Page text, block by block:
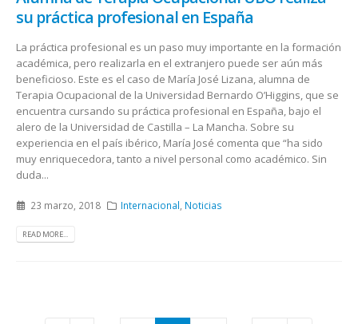
su práctica profesional en España
La práctica profesional es un paso muy importante en la formación
académica, pero realizarla en el extranjero puede ser aún más
beneficioso. Este es el caso de María José Lizana, alumna de
Terapia Ocupacional de la Universidad Bernardo O’Higgins, que se
encuentra cursando su práctica profesional en España, bajo el
alero de la Universidad de Castilla – La Mancha. Sobre su
experiencia en el país ibérico, María José comenta que “ha sido
muy enriquecedora, tanto a nivel personal como académico. Sin
duda...
23 marzo, 2018 Internacional Noticias
READ MORE...